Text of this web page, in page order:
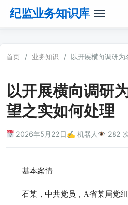
纪监业务知识库
法律法规
首页 / 业务知识 / 以开展横向调研为
以开展横向调研
望之实如何处理
2026年5月22日✍️ 机器人 282
基本案情
石某，中共党员，A省某局党组